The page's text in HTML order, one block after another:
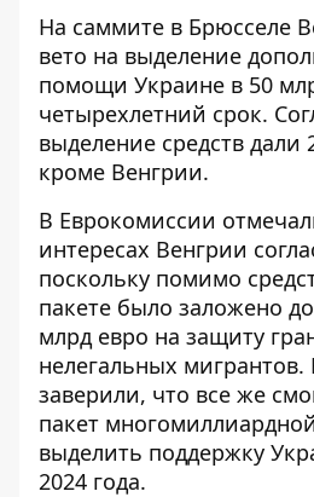
На саммите в Брюсселе
вето на выделение
помощи Украине в 50
четырехлетний срок.
выделение средств дали
кроме Венгрии.
В Еврокомиссии
интересах Венгрии
поскольку помимо
пакете было заложено
млрд евро на защиту
нелегальных мигрантов.
заверили, что все же
пакет
выделить поддержку
2024 года.